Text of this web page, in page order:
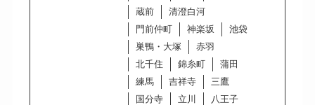
蔵前
清澄白河
門前仲町
神楽坂
池袋
巣鴨・大塚
赤羽
北千住
錦糸町
蒲田
練馬
吉祥寺
三鷹
国分寺
立川
八王子